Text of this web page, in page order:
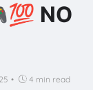
NO
•
4 min read